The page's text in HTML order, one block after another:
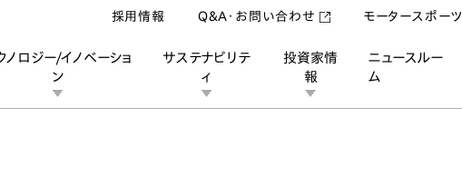
ノロジー/イノベーショ
ン
サステナビリテ
ィ
投資家情
報
ニュースルー
ム
採用情報 Q&A・お問い合わせ モータースポーツ
で先行公開